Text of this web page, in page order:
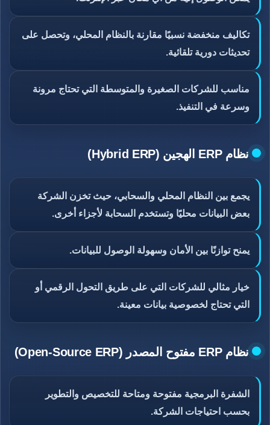
تكاليف منخفضة نسبيًا مقارنة بالنظام المحلي، وتحصل على
تحديثات دورية تلقائية.
مناسب للشركات الصغيرة والمتوسطة التي تحتاج مرونة
وسرعة في التنفيذ.
نظام ERP الهجين (Hybrid ERP)
يجمع بين النظام المحلي والسحابي، حيث تخزن الشركة
بعض البيانات محليًا وتستخدم السحابة لأجزاء أخرى.
يمنح توازنًا بين الأمان وسهولة الوصول للبيانات.
خيار مثالي للشركات التي على طريق التحول الرقمي أو
التي تحتاج لخصوصية بيانات معينة.
نظام ERP مفتوح المصدر (Open-Source ERP)
الشفرة البرمجية مفتوحة ومتاحة للتخصيص والتطوير
بحسب احتياجات الشركة.